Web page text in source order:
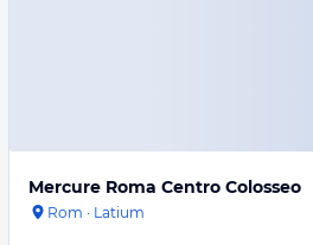
Mercure Roma Centro Colosseo
Rom · Latium